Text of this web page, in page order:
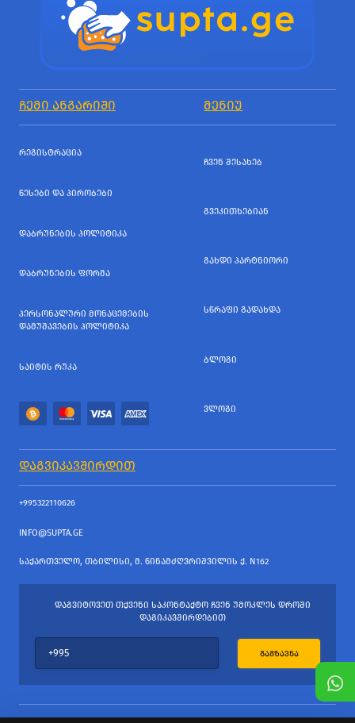
ᲩᲔᲛᲘ ᲐᲜᲒᲐᲠᲘᲨᲘ ᲛᲔᲜᲘᲣ
ᲠᲔᲒᲘᲡᲢᲠᲐᲪᲘᲐ
ᲬᲔᲡᲔᲑᲘ ᲓᲐ ᲞᲘᲠᲝᲑᲔᲑᲘ
ᲓᲐᲑᲠᲣᲜᲔᲑᲘᲡ ᲞᲝᲚᲘᲢᲘᲙᲐ
ᲓᲐᲑᲠᲣᲜᲔᲑᲘᲡ ᲤᲝᲠᲛᲐ
ᲞᲔᲠᲡᲝᲜᲐᲚᲣᲠᲘ ᲛᲝᲜᲐᲪᲔᲛᲔᲑᲘᲡ
ᲓᲐᲛᲣᲨᲐᲕᲔᲑᲘᲡ ᲞᲝᲚᲘᲢᲘᲙᲐ
ᲡᲐᲘᲢᲘᲡ ᲠᲣᲙᲐ
ᲩᲕᲔᲜ ᲨᲔᲡᲐᲮᲔᲑ
ᲒᲕᲔᲙᲘᲗᲮᲔᲑᲘᲐᲜ
ᲒᲐᲮᲓᲘ ᲞᲐᲠᲢᲜᲘᲝᲠᲘ
ᲡᲬᲠᲐᲤᲘ ᲒᲐᲓᲐᲮᲓᲐ
ᲑᲚᲝᲒᲘ
ᲕᲚᲝᲒᲘ
ᲓᲐᲒᲕᲘᲙᲐᲕᲨᲘᲠᲓᲘᲗ
+995322110626
INFO@SUPTA.GE
ᲡᲐᲥᲐᲠᲗᲕᲔᲚᲝ, ᲗᲑᲘᲚᲘᲡᲘ, Მ. ᲬᲘᲜᲐᲛᲫᲦᲕᲠᲘᲨᲕᲘᲚᲘᲡ Ქ. N162
ᲓᲐᲒᲕᲘᲢᲝᲕᲔᲗ ᲗᲥᲕᲔᲜᲘ ᲡᲐᲙᲝᲜᲢᲐᲥᲢᲝ ᲩᲕᲔᲜ ᲣᲛᲝᲙᲚᲔᲡ ᲓᲠᲝᲨᲘ
ᲓᲐᲒᲘᲙᲐᲕᲨᲘᲠᲓᲔᲑᲘᲗ
ᲒᲐᲒᲖᲐᲕᲜᲐ